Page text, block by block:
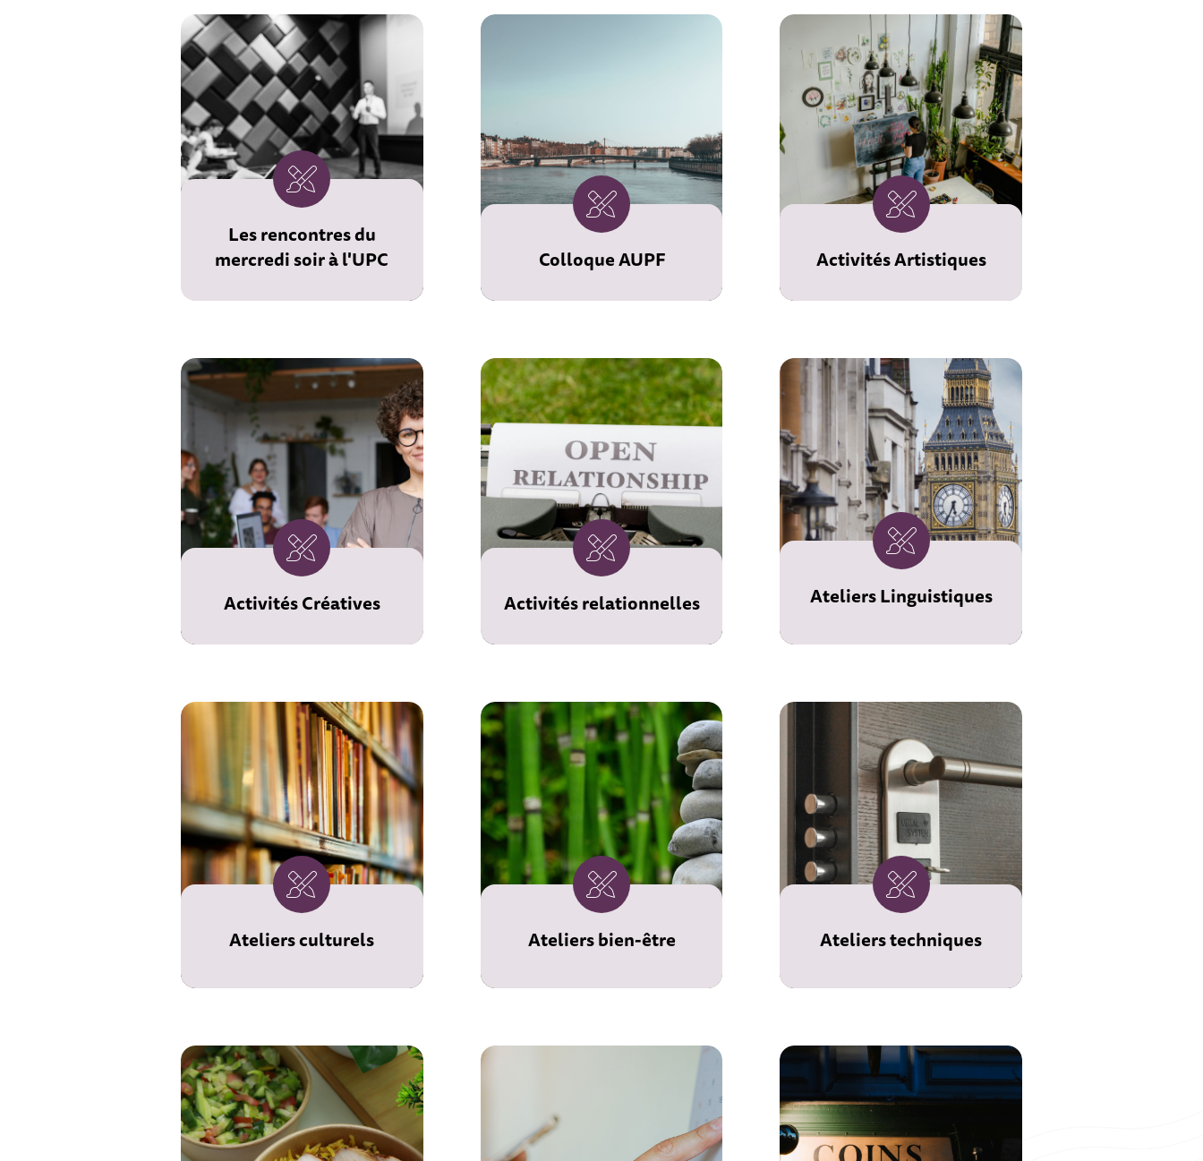
Les rencontres du
mercredi soir à l'UPC
Colloque AUPF
prochains, l'Université
colloque annuel de
l'AUPF.
Cet espace est réservé
exclusivement aux
membres de l'AUPF
pour s'y inscrire
Activités Artistiques
Activités Créatives Activités relationnelles Ateliers Linguistiques
Ateliers culturels Ateliers bien-être Ateliers techniques